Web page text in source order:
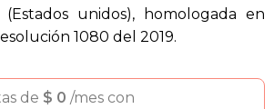
unidos), homologada en
1080 del 2019.
de $ 0 /mes con